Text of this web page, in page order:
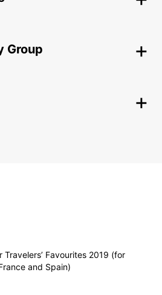
Group
Travelers’ Favourites 2019 (for
and Spain)